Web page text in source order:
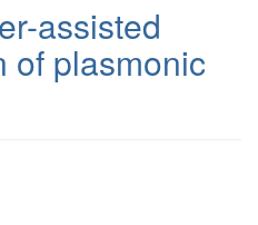
assisted
of plasmonic